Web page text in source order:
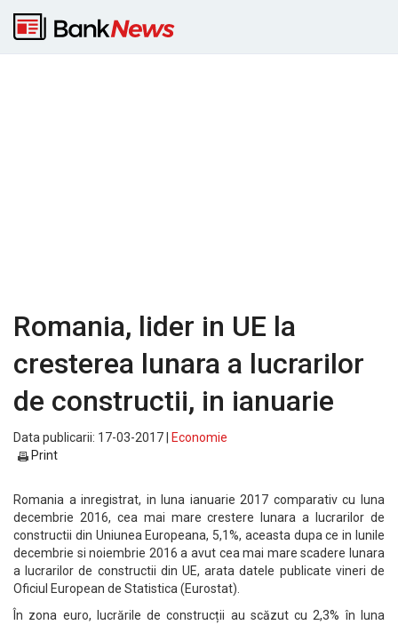
Romania, lider in UE la
cresterea lunara a lucrarilor
de constructii, in ianuarie
Data publicarii: 17-03-2017 |
Economie
Print
Romania a inregistrat, in luna ianuarie 2017 comparativ cu luna
decembrie 2016, cea mai mare crestere lunara a lucrarilor de
constructii din Uniunea Europeana, 5,1%, aceasta dupa ce in lunile
decembrie si noiembrie 2016 a avut cea mai mare scadere lunara
a lucrarilor de constructii din UE, arata datele publicate vineri de
Oficiul European de Statistica (Eurostat).
În zona euro, lucrările de construcții au scăzut cu 2,3% în luna